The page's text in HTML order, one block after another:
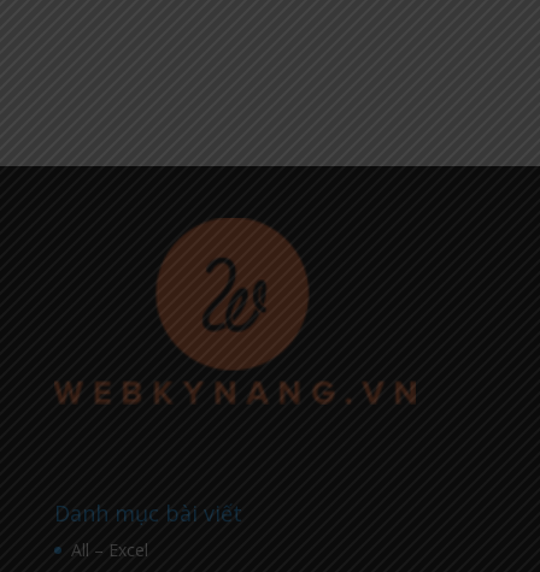
Danh mục bài viết
All – Excel